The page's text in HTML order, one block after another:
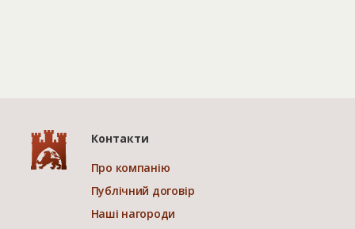
Контакти
Про компанію
Публічний договір
Наші нагороди